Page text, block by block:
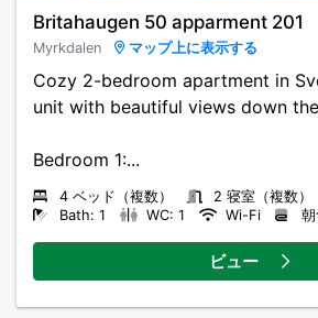
Britahaugen 50 apparment 201
Myrkdalen マップ上に表示する
Cozy 2-bedroom apartment in
unit with beautiful views down
Bedroom 1:...
4 ベッド（複数） 2 寝室（複数）
Bath: 1
WC: 1 Wi-Fi
ビュー